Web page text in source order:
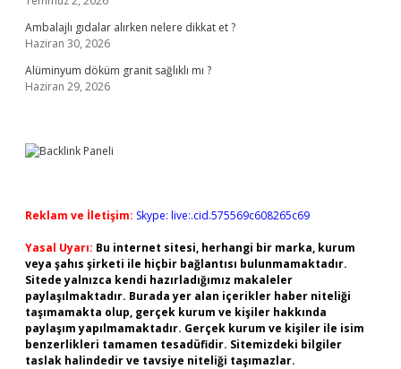
Ambalajlı gıdalar alırken nelere dikkat et ?
Haziran 30, 2026
Alüminyum döküm granit sağlıklı mı ?
Haziran 29, 2026
Reklam ve İletişim: Skype: live:.cid.575569c608265c69
Yasal Uyarı: Bu internet sitesi, herhangi bir marka, kurum
veya şahıs şirketi ile hiçbir bağlantısı bulunmamaktadır.
Sitede yalnızca kendi hazırladığımız makaleler
paylaşılmaktadır. Burada yer alan içerikler haber niteliği
taşımamakta olup, gerçek kurum ve kişiler hakkında
paylaşım yapılmamaktadır. Gerçek kurum ve kişiler ile isim
benzerlikleri tamamen tesadüfidir. Sitemizdeki bilgiler
taslak halindedir ve tavsiye niteliği taşımazlar.